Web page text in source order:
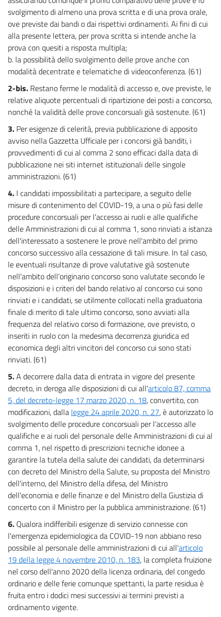
26 bis
26 ter
27
28
28 bis
29
30
31
31 bis
32
33
33 bis
34
35
36
37
38
38 bis
38 ter
38 quater
39
40
41
42
42 bis
43
43 bis
44
44 bis
45
46
46 bis
47
48
48 bis
49
49 bis
50
svolgimento di almeno una prova scritta e di una prova orale,
ove previste dai bandi o dai rispettivi ordinamenti. Ai fini di cui
alla presente lettera, per prova scritta si intende anche la
prova con quesiti a risposta multipla;
b. la possibilità dello svolgimento delle prove anche con
modalità decentrate e telematiche di videoconferenza. (61)
2-bis. Restano ferme le modalità di accesso e, ove previste, le
relative aliquote percentuali di ripartizione dei posti a concorso,
nonché la validità delle prove concorsuali già sostenute. (61)
3. Per esigenze di celerità, previa pubblicazione di apposito
avviso nella Gazzetta Ufficiale per i concorsi già banditi, i
provvedimenti di cui al comma 2 sono efficaci dalla data di
pubblicazione nei siti internet istituzionali delle singole
amministrazioni. (61)
4. I candidati impossibilitati a partecipare, a seguito delle
misure di contenimento del COVID-19, a una o più fasi delle
procedure concorsuali per l'accesso ai ruoli e alle qualifiche
delle Amministrazioni di cui al comma 1, sono rinviati a istanza
dell'interessato a sostenere le prove nell'ambito del primo
concorso successivo alla cessazione di tali misure. In tal caso,
le eventuali risultanze di prove valutative già sostenute
nell'ambito dell'originario concorso sono valutate secondo le
disposizioni e i criteri del bando relativo al concorso cui sono
rinviati e i candidati, se utilmente collocati nella graduatoria
finale di merito di tale ultimo concorso, sono avviati alla
frequenza del relativo corso di formazione, ove previsto, o
inseriti in ruolo con la medesima decorrenza giuridica ed
economica degli altri vincitori del concorso cui sono stati
rinviati. (61)
5.A decorrere dalla data di entrata in vigore del presente
decreto, in deroga alle disposizioni di cui all'articolo 87, comma
5, del decreto-legge 17 marzo 2020, n. 18, convertito, con
modificazioni, dalla legge 24 aprile 2020, n. 27, è autorizzato lo
svolgimento delle procedure concorsuali per l'accesso alle
qualifiche e ai ruoli del personale delle Amministrazioni di cui al
comma 1, nel rispetto di prescrizioni tecniche idonee a
garantire la tutela della salute dei candidati, da determinarsi
con decreto del Ministro della Salute, su proposta del Ministro
dell'interno, del Ministro della difesa, del Ministro
dell'economia e delle finanze e del Ministro della Giustizia di
concerto con il Ministro per la pubblica amministrazione. (61)
6. Qualora indifferibili esigenze di servizio connesse con
l'emergenza epidemiologica da COVID-19 non abbiano reso
possibile al personale delle amministrazioni di cui all'articolo
19 della legge 4 novembre 2010, n. 183, la completa fruizione
nel corso dell'anno 2020 della licenza ordinaria, del congedo
ordinario e delle ferie comunque spettanti, la parte residua è
fruita entro i dodici mesi successivi ai termini previsti a
ordinamento vigente.